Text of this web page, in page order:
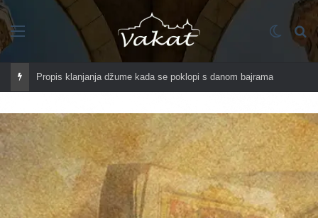
Propis klanjanja džume kada se poklopi s danom bajrama